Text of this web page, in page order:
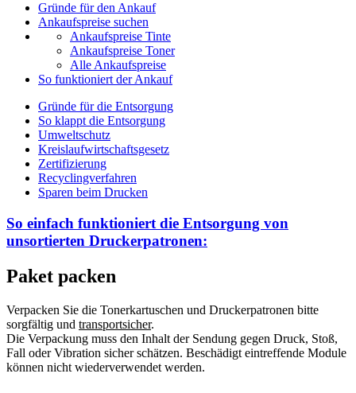
Gründe für den Ankauf
Ankaufspreise suchen
Ankaufspreise Tinte
Ankaufspreise Toner
Alle Ankaufspreise
So funktioniert der Ankauf
Gründe für die Entsorgung
So klappt die Entsorgung
Umweltschutz
Kreislaufwirtschaftsgesetz
Zertifizierung
Recyclingverfahren
Sparen beim Drucken
So einfach funktioniert die Entsorgung von
unsortierten Druckerpatronen:
Paket packen
Verpacken Sie die Tonerkartuschen und Druckerpatronen bitte
sorgfältig und transportsicher.
Die Verpackung muss den Inhalt der Sendung gegen Druck, Stoß,
Fall oder Vibration sicher schätzen. Beschädigt eintreffende Module
können nicht wiederverwendet werden.